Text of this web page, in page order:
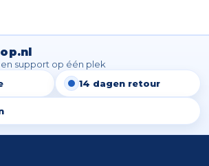
support op één plek
14 dagen retour